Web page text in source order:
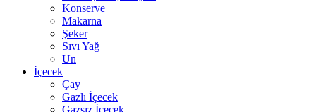
Konserve
Makarna
Şeker
Sıvı Yağ
Un
İçecek
Çay
Gazlı İçecek